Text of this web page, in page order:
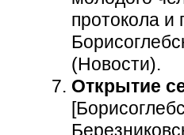
протокола и
(Новости).
Открытие